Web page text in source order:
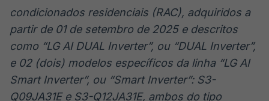
condicionados residenciais (RAC), adquiridos a
partir de 01 de setembro de 2025 e descritos
como “LG AI DUAL Inverter”, ou “DUAL Inverter”,
e 02 (dois) modelos específicos da linha “LG AI
Smart Inverter”, ou “Smart Inverter”: S3-
Q09JA31E e S3-Q12JA31E, ambos do tipo